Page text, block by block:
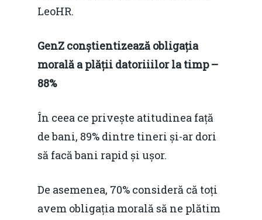
LeoHR.
GenZ conștientizează obligația
morală a plății datoriiilor la timp –
88%
În ceea ce privește atitudinea față
de bani, 89% dintre tineri și-ar dori
să facă bani rapid și ușor.
De asemenea, 70% consideră că toți
avem obligația morală să ne plătim